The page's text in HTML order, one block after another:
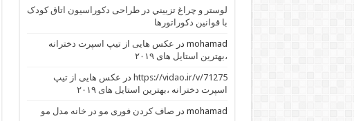
لوستر و چراغ تزييني درطراحی دکوراسیون اتاق کودک
با قوانین دکوراتورها
mohamad در عکس هایی از تیپ اسپرت دخترانه
،بهترین استایل های ۲۰۱۹
https://vidao.ir/v/71275 در عکس هایی از تیپ
اسپرت دخترانه ،بهترین استایل های ۲۰۱۹
mohamad در صاف کردن فوری مو در خانه مدل مو